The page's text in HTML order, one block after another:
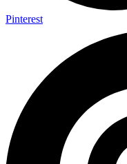
Pinterest